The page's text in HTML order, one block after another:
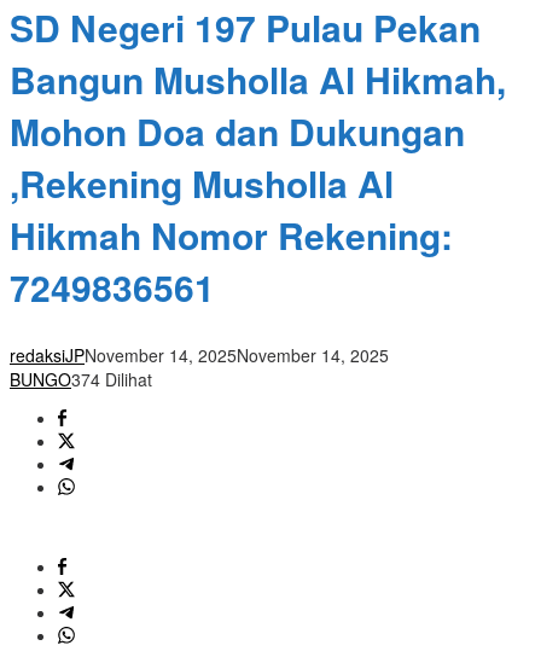
SD Negeri 197 Pulau Pekan
Bangun Musholla Al Hikmah,
Mohon Doa dan Dukungan
,Rekening Musholla Al
Hikmah Nomor Rekening:
7249836561
redaksiJPNovember 14, 2025November 14, 2025
BUNGO374 Dilihat